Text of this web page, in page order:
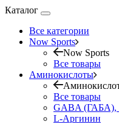
Каталог
Все категории
Now Sports
Now Sports
Все товары
Аминокислоты
Все товары
GABA (ГАБА),
L-Аргинин